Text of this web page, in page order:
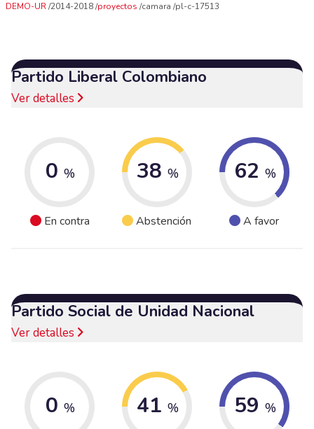
DEMO-UR 2014-2018 proyectos camara pl-c-17513
Partido Liberal Colombiano
Ver detalles
0 %
En contra
38 %
Abstención
62 %
A favor
Partido Social de Unidad Nacional
Ver detalles
0 % 41 % 59 %